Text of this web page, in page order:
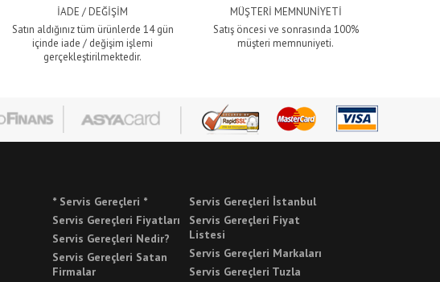
İADE / DEĞİŞİM
Satın aldığınız tüm ürünlerde 14 gün
içinde iade / değişim işlemi
gerçekleştirilmektedir.
MÜŞTERİ MEMNUNİYETİ
Satış öncesi ve sonrasında 100%
müşteri memnuniyeti.
* Servis Gereçleri *
Servis Gereçleri Fiyatları
Servis Gereçleri Nedir?
Servis Gereçleri Satan
Firmalar
Servis Gereçleri İstanbul
Servis Gereçleri Fiyat
Listesi
Servis Gereçleri Markaları
Servis Gereçleri Tuzla